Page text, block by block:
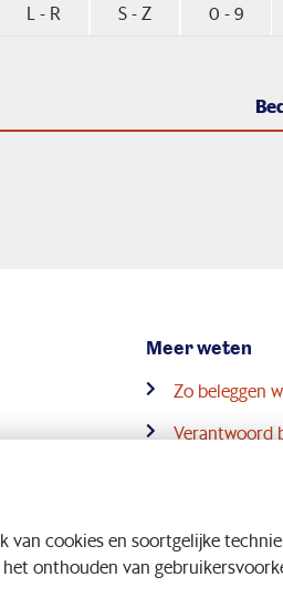
van cookies en soortgelijke
onthouden van
L - R S - Z 0 - 9
Meer weten
Zo beleggen
Verantwoord